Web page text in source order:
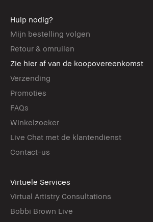
Hulp nodig?
Mijn bestelling volgen
Retour & omruilen
Zie hier af van de koopovereenkomst
Verzending
Promoties
FAQs
Winkelzoeker
Live Chat met de klantendienst
Contact-us
Virtuele Services
Virtual Artistry Consultations
Bobbi Brown Live